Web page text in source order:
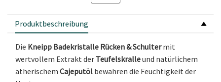
Produktbeschreibung
Die Kneipp Badekristalle Rücken & Schultermit
wertvollem Extrakt der Teufelskralleund natürlichem
ätherischem Cajeputöl bewahren die Feuchtigkeit der